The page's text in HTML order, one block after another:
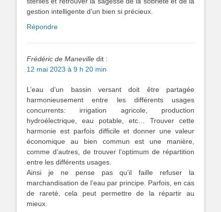
gestion intelligente d’un bien si précieux.
Répondre
Frédéric de Maneville dit :
12 mai 2023 à 9 h 20 min
L’eau d’un bassin versant doit être partagée
harmonieusement entre les différents usages
concurrents: irrigation agricole, production
hydroélectrique, eau potable, etc… Trouver cette
harmonie est parfois difficile et donner une valeur
économique au bien commun est une manière,
comme d’autres, de trouver l’optimum de répartition
entre les différents usages.
Ainsi je ne pense pas qu’il faille refuser la
marchandisation de l’eau par principe. Parfois, en cas
de rareté, cela peut permettre de la répartir au
mieux.